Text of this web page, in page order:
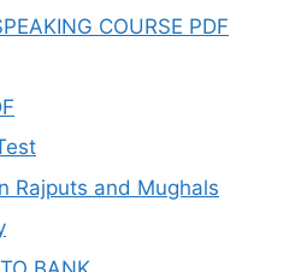
COURSE PDF
Rajputs and Mughals